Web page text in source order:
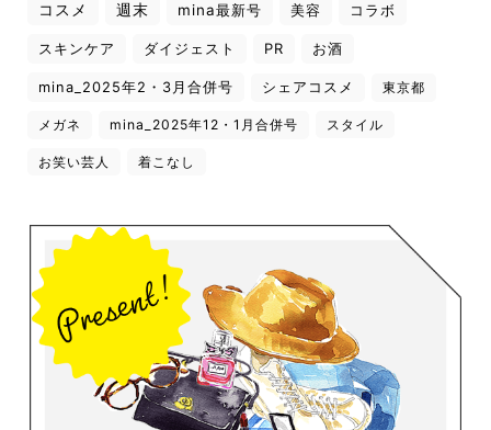
コスメ 週末 mina最新号 美容 コラボ
スキンケア ダイジェスト PR お酒
mina_2025年2・3月合併号 シェアコスメ 東京都
メガネ mina_2025年12・1月合併号 スタイル
お笑い芸人 着こなし